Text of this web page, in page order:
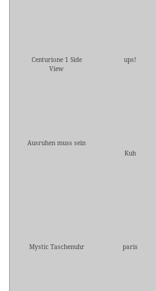
Centurione 1 Side
View
ups!
Ausruhen muss sein
Kuh
Mystic Taschenuhr paris